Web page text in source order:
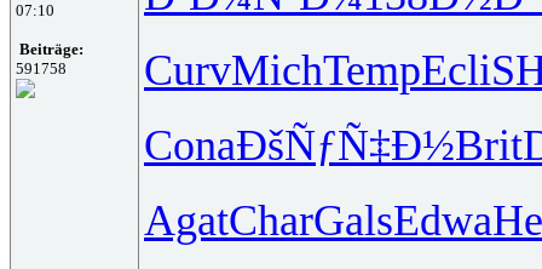
07:10
Beiträge:
591758
CurvMichTempEcli
ConaÐšÑƒÑ‡Ð½Brit
AgatCharGalsEdwa